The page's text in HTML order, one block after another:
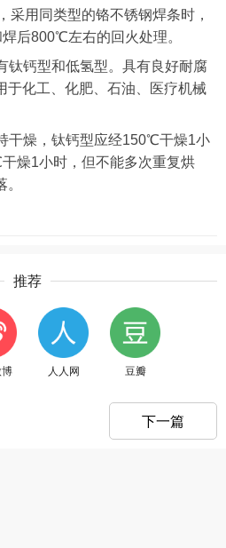
用同类型的铬不锈钢焊条时，
后800℃左右的回火处理。
钙型和低氢型。具有良好耐腐
于化工、化肥、石油、医疗机械
燥，钛钙型应经150℃干燥1小
燥1小时，但不能多次重复烘
推荐
人人网 豆瓣
下一篇